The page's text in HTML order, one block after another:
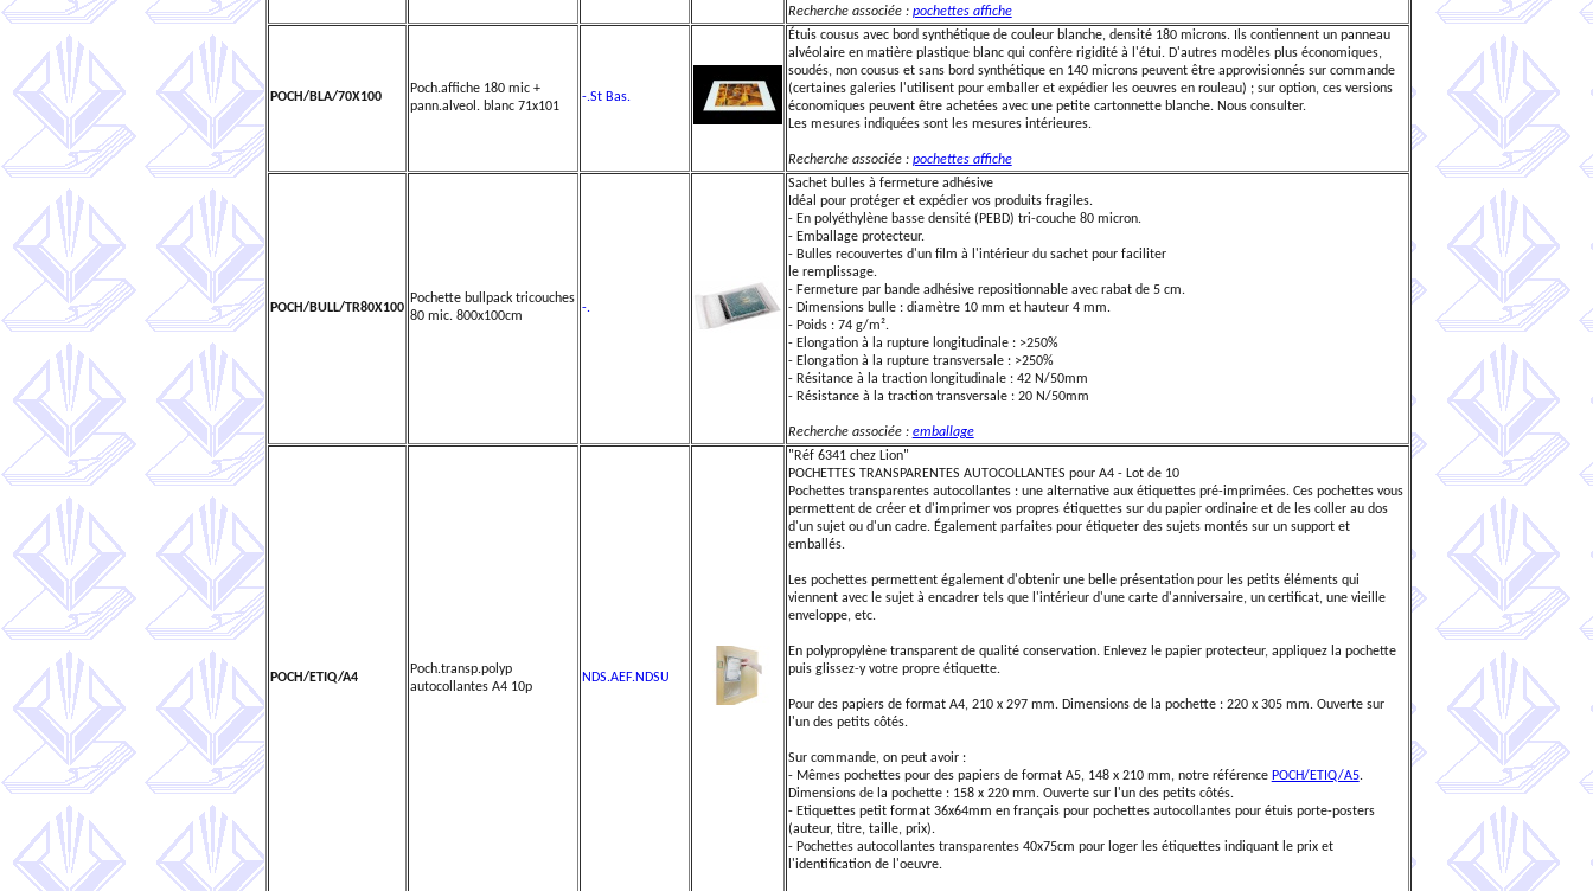
Recherche associée : pochettes affiche
POCH/BLA/70X100
Poch.affiche 180 mic +
pann.alveol. blanc 71x101
-.St Bas.
Étuis cousus avec bord synthétique de couleur blanche, densité 180 microns. Ils contiennent un panneau
alvéolaire en matière plastique blanc qui confère rigidité à l'étui. D'autres modèles plus économiques,
soudés, non cousus et sans bord synthétique en 140 microns peuvent être approvisionnés sur commande
(certaines galeries l'utilisent pour emballer et expédier les oeuvres en rouleau) ; sur option, ces versions
économiques peuvent être achetées avec une petite cartonnette blanche. Nous consulter.
Les mesures indiquées sont les mesures intérieures.
Recherche associée : pochettes affiche
POCH/BULL/TR80X100
Pochette bullpack tricouches
80 mic. 800x100cm
-.
Sachet bulles à fermeture adhésive
Idéal pour protéger et expédier vos produits fragiles.
- En polyéthylène basse densité (PEBD) tri-couche 80 micron.
- Emballage protecteur.
- Bulles recouvertes d'un film à l'intérieur du sachet pour faciliter
le remplissage.
- Fermeture par bande adhésive repositionnable avec rabat de 5 cm.
- Dimensions bulle : diamètre 10 mm et hauteur 4 mm.
- Poids : 74 g/m².
- Elongation à la rupture longitudinale : >250%
- Elongation à la rupture transversale : >250%
- Résitance à la traction longitudinale : 42 N/50mm
- Résistance à la traction transversale : 20 N/50mm
Recherche associée : emballage
POCH/ETIQ/A4
Poch.transp.polyp
autocollantes A4 10p
NDS.AEF.NDSU
"Réf 6341 chez Lion"
POCHETTES TRANSPARENTES AUTOCOLLANTES pour A4 - Lot de 10
Pochettes transparentes autocollantes : une alternative aux étiquettes pré-imprimées. Ces pochettes vous
permettent de créer et d'imprimer vos propres étiquettes sur du papier ordinaire et de les coller au dos
d'un sujet ou d'un cadre. Également parfaites pour étiqueter des sujets montés sur un support et
emballés.
Les pochettes permettent également d'obtenir une belle présentation pour les petits éléments qui
viennent avec le sujet à encadrer tels que l'intérieur d'une carte d'anniversaire, un certificat, une vieille
enveloppe, etc.
En polypropylène transparent de qualité conservation. Enlevez le papier protecteur, appliquez la pochette
puis glissez-y votre propre étiquette.
Pour des papiers de format A4, 210 x 297 mm. Dimensions de la pochette : 220 x 305 mm. Ouverte sur
l'un des petits côtés.
Sur commande, on peut avoir :
- Mêmes pochettes pour des papiers de format A5, 148 x 210 mm, notre référence POCH/ETIQ/A5.
Dimensions de la pochette : 158 x 220 mm. Ouverte sur l'un des petits côtés.
- Etiquettes petit format 36x64mm en français pour pochettes autocollantes pour étuis porte-posters
(auteur, titre, taille, prix).
- Pochettes autocollantes transparentes 40x75cm pour loger les étiquettes indiquant le prix et
l'identification de l'oeuvre.